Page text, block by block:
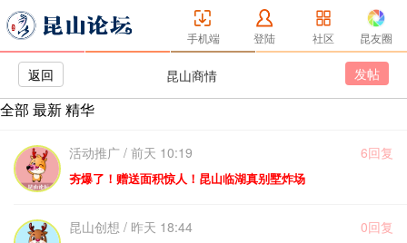
手机端 登陆 社区 昆友圈
返回 昆山商情 发帖
全部 最新精华
活动推广 / 前天 10:19 6回复
夯爆了！赠送面积惊人！昆山临湖真别墅炸场
昆山创想 / 昨天 18:44 0回复